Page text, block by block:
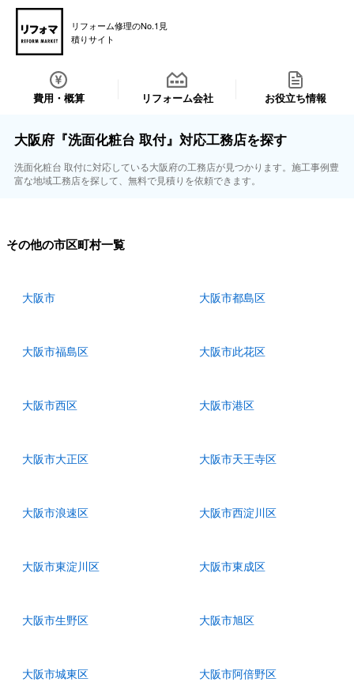
リフォーム修理のNo.1見
積りサイト
費用・概算 リフォーム会社 お役立ち情報
大阪府『洗面化粧台 取付』対応工務店を探す
洗面化粧台 取付に対応している大阪府の工務店が見つかります。施工事例豊
富な地域工務店を探して、無料で見積りを依頼できます。
その他の市区町村一覧
大阪市 大阪市都島区
大阪市福島区 大阪市此花区
大阪市西区 大阪市港区
大阪市大正区 大阪市天王寺区
大阪市浪速区 大阪市西淀川区
大阪市東淀川区 大阪市東成区
大阪市生野区 大阪市旭区
大阪市城東区 大阪市阿倍野区